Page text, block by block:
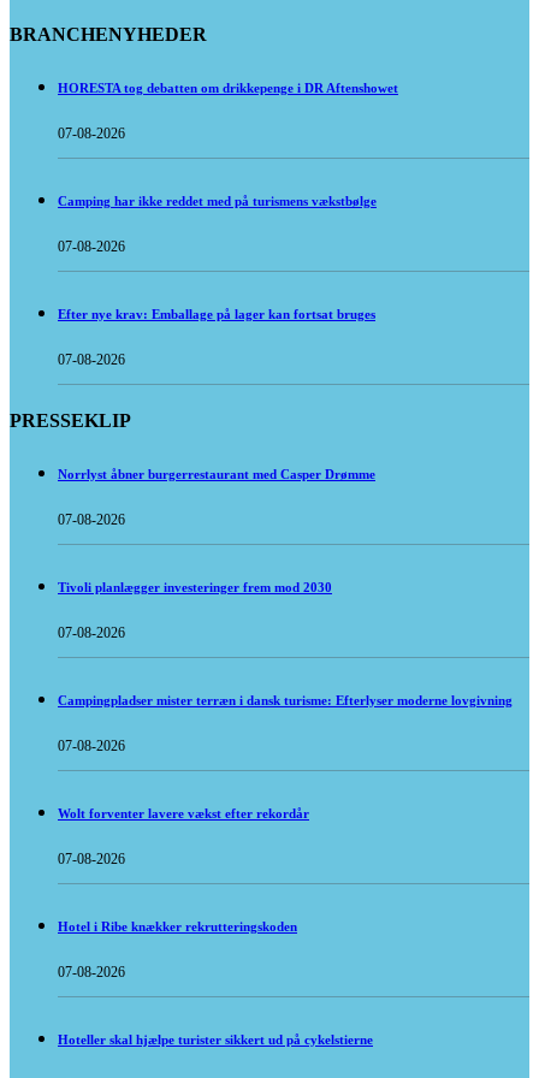
BRANCHENYHEDER
HORESTA tog debatten om drikkepenge i DR Aftenshowet
07-08-2026
Camping har ikke reddet med på turismens vækstbølge
07-08-2026
Efter nye krav: Emballage på lager kan fortsat bruges
07-08-2026
PRESSEKLIP
Norrlyst åbner burgerrestaurant med Casper Drømme
07-08-2026
Tivoli planlægger investeringer frem mod 2030
07-08-2026
Campingpladser mister terræn i dansk turisme: Efterlyser moderne lovgivning
07-08-2026
Wolt forventer lavere vækst efter rekordår
07-08-2026
Hotel i Ribe knækker rekrutteringskoden
07-08-2026
Hoteller skal hjælpe turister sikkert ud på cykelstierne